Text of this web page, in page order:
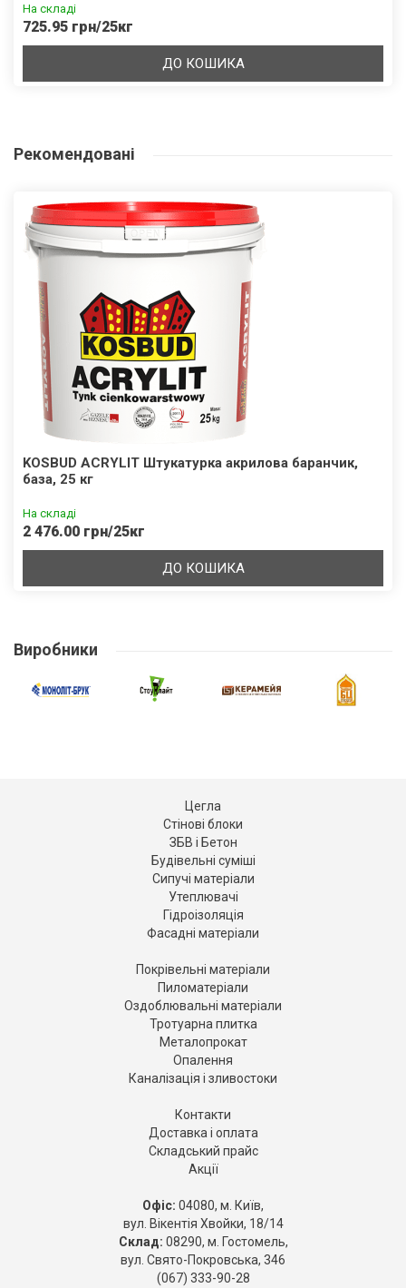
На складі
725.95 грн/25кг
ДО КОШИКА
Рекомендовані
KOSBUD ACRYLIT Штукатурка акрилова баранчик,
база, 25 кг
На складі
2 476.00 грн/25кг
ДО КОШИКА
Виробники
Цегла
Стінові блоки
ЗБВ і Бетон
Будівельні суміші
Сипучі матеріали
Утеплювачі
Гідроізоляція
Фасадні матеріали
Покрівельні матеріали
Пиломатеріали
Оздоблювальні матеріали
Тротуарна плитка
Металопрокат
Опалення
Каналізація і зливостоки
Контакти
Доставка і оплата
Складський прайс
Акції
Офіс: 04080, м. Київ,
вул. Вікентія Хвойки, 18/14
Склад: 08290, м. Гостомель,
вул. Свято-Покровська, 346
(067) 333-90-28